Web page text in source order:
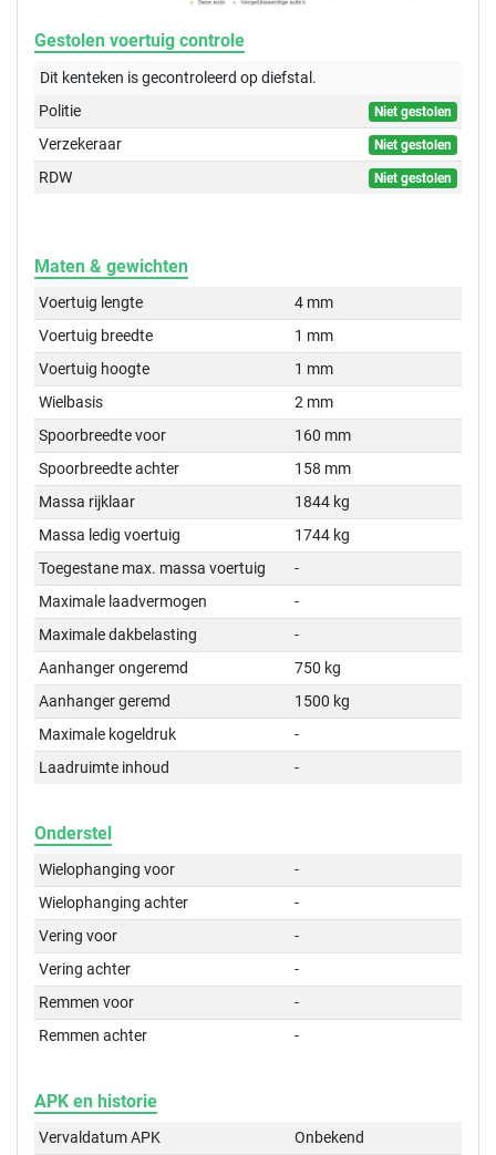
Gestolen voertuig controle
Dit kenteken is gecontroleerd opdiefstal.
Politie
Niet gestolen
Verzekeraar Niet gestolen
RDW Niet gestolen
Maten & gewichten
Voertuig lengte
4 mm
Voertuig breedte
1 mm
Voertuig hoogte
1 mm
Wielbasis
2 mm
Spoorbreedte voor
160 mm
Spoorbreedte achter
158 mm
Massa rijklaar
1844 kg
Massa ledig voertuig
1744 kg
Toegestane max. massa voertuig
-
Maximale laadvermogen
-
Maximale dakbelasting
-
Aanhanger ongeremd
750 kg
Aanhanger geremd
1500 kg
Maximale kogeldruk
-
Laadruimte inhoud
-
Onderstel
Wielophanging voor
-
Wielophanging achter
-
Vering voor
-
Vering achter
-
Remmen voor
-
Remmen achter
-
APK en historie
Vervaldatum APK Onbekend